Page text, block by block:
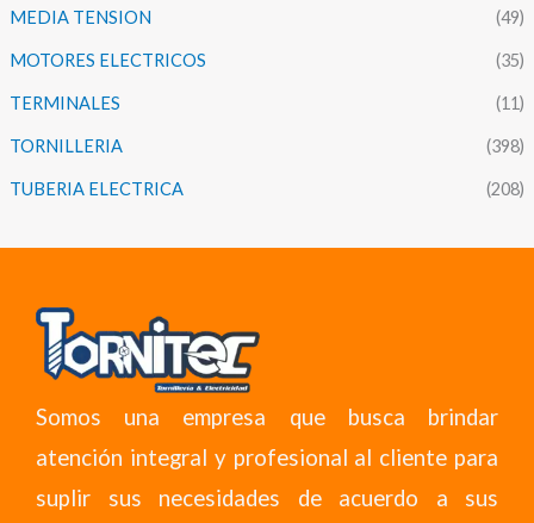
MEDIA TENSION (49)
MOTORES ELECTRICOS (35)
TERMINALES (11)
TORNILLERIA (398)
TUBERIA ELECTRICA (208)
Somos una empresa que busca brindar
atención integral y profesional al cliente para
suplir sus necesidades de acuerdo a sus